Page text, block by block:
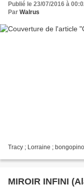
Publié le 23/07/2016 à
Par Walrus
Tracy ; Lorraine ;
MIROIR INFINI